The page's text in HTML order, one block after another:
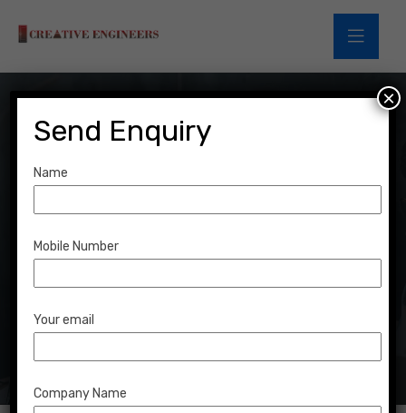
Web Design
Home Services Web Design
Send Enquiry
Name
Mobile Number
Your email
Company Name
×